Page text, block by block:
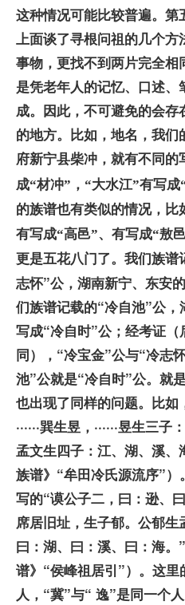
这种情况可能比较普遍。 第
上面谈了寻根问祖的几个
事物，更找不到两片完全
是凭老年人的记忆、口述
成。因此，不可避免的会
的地方。 比如，地名，我们
府新宁县柴冲，就有不同的
成“材冲”，“大水江”有写
的族谱也有类似的情况，
有写成“高邑”、有写成“敖
更是五花八门了。 我们族谱
志怀”公，湖南新宁、东安
们族谱记载的“冷自池”公
写成“冷自时”公；经考证
同），“冷宝金”公与“冷志
池”公就是“冷自时”公。就
也出现了同样的问题。比如
······巽生昱，······昱生三
孟文生四子：江、湖、溪、
族谱》“牟田冷氏源流序”
写的“谟公子二，曰：逊、
席居旧址，生子郁。公郁生
曰：湖、曰：溪、曰：海。
谱》“侯峰祖居引”）。这
人，“冀”与“ 逸”是同一个